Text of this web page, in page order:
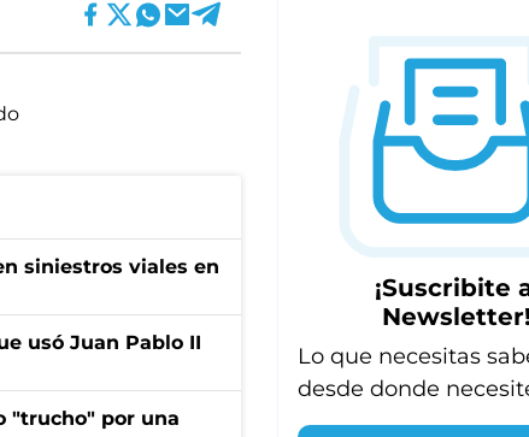
siniestros viales en
usó Juan Pablo II
"trucho" por una
¡Suscribite
Newsletter!
Lo que necesitas
desde donde